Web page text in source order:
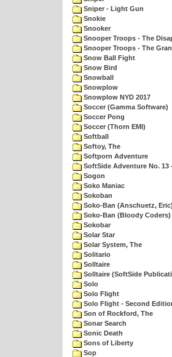
Sniper - Light Gun
Snokie
Snooker
Snooper Troops - The
Snooper Troops - The
Snow Ball Fight
Snow Bird
Snowball
Snowplow
Snowplow NYD 2017
Soccer (Gamma Software)
Soccer Pong
Soccer (Thorn EMI)
Softball
Softoy, The
Softporn Adventure
SoftSide Adventure No. 13
Sogon
Soko Maniac
Sokoban
Soko-Ban (Anschuetz,
Soko-Ban (Bloody Coders)
Sokobar
Solar Star
Solar System, The
Solitario
Solltaire
Solltaire (SoftSide
Solo
Solo Flight
Solo Flight - Second
Son of Rockford, The
Sonar Search
Sonic Death
Sons of Liberty
Sop